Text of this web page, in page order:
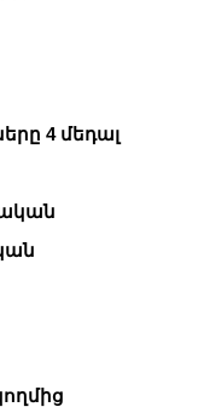
4 մեդալ